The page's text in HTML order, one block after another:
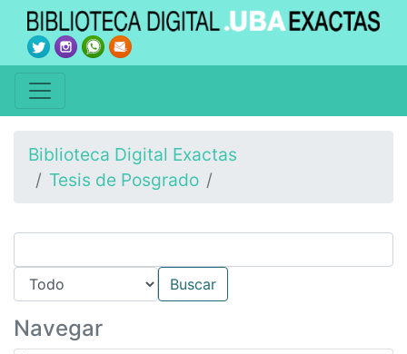
Biblioteca Digital Exactas
Tesis de Posgrado
Navegar